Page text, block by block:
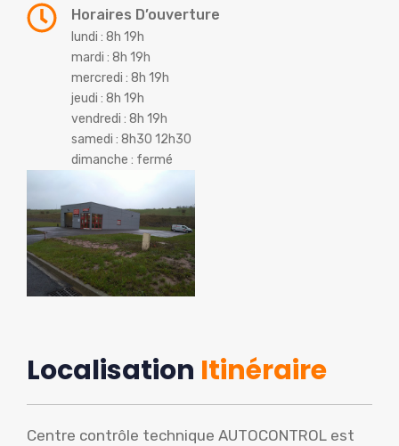
Horaires D’ouverture
lundi : 8h 19h
mardi : 8h 19h
mercredi : 8h 19h
jeudi : 8h 19h
vendredi : 8h 19h
samedi : 8h30 12h30
dimanche : fermé
Localisation Itinéraire
Centre contrôle technique AUTOCONTROL est